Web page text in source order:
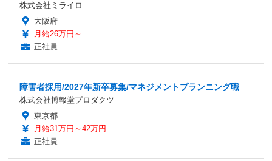
株式会社ミライロ
大阪府
月給26万円～
正社員
障害者採用/2027年新卒募集/マネジメントプランニング職
株式会社博報堂プロダクツ
東京都
月給31万円～42万円
正社員